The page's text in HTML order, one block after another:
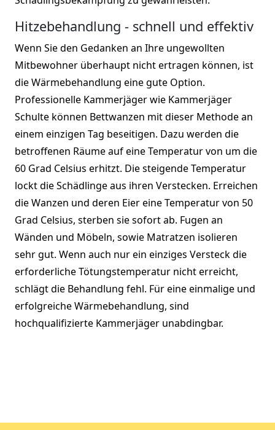
Hitzebehandlung - schnell und effektiv
Wenn Sie den Gedanken an Ihre ungewollten
Mitbewohner überhaupt nicht ertragen können, ist
die Wärmebehandlung eine gute Option.
Professionelle Kammerjäger wie Kammerjäger
Schulte können Bettwanzen mit dieser Methode an
einem einzigen Tag beseitigen. Dazu werden die
betroffenen Räume auf eine Temperatur von um die
60 Grad Celsius erhitzt. Die steigende Temperatur
lockt die Schädlinge aus ihren Verstecken. Erreichen
die Wanzen und deren Eier eine Temperatur von 50
Grad Celsius, sterben sie sofort ab. Fugen an
Wänden und Möbeln, sowie Matratzen isolieren
sehr gut. Wenn auch nur ein einziges Versteck die
erforderliche Tötungstemperatur nicht erreicht,
schlägt die Behandlung fehl. Für eine einmalige und
erfolgreiche Wärmebehandlung, sind
hochqualifizierte Kammerjäger unabdingbar.